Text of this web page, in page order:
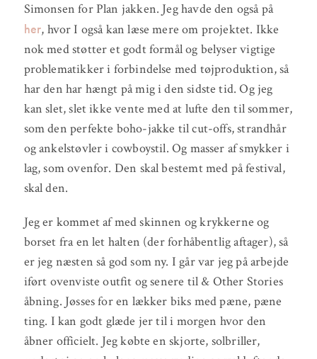
Simonsen for Plan jakken. Jeg havde den også på
her, hvor I også kan læse mere om projektet. Ikke
nok med støtter et godt formål og belyser vigtige
problematikker i forbindelse med tøjproduktion, så
har den har hængt på mig i den sidste tid. Og jeg
kan slet, slet ikke vente med at lufte den til sommer,
som den perfekte boho-jakke til cut-offs, strandhår
og ankelstøvler i cowboystil. Og masser af smykker i
lag, som ovenfor. Den skal bestemt med på festival,
skal den.
Jeg er kommet af med skinnen og krykkerne og
borset fra en let halten (der forhåbentlig aftager), så
er jeg næsten så god som ny. I går var jeg på arbejde
iført ovenviste outfit og senere til & Other Stories
åbning. Jøsses for en lækker biks med pæne, pæne
ting. I kan godt glæde jer til i morgen hvor den
åbner officielt. Jeg købte en skjorte, solbriller,